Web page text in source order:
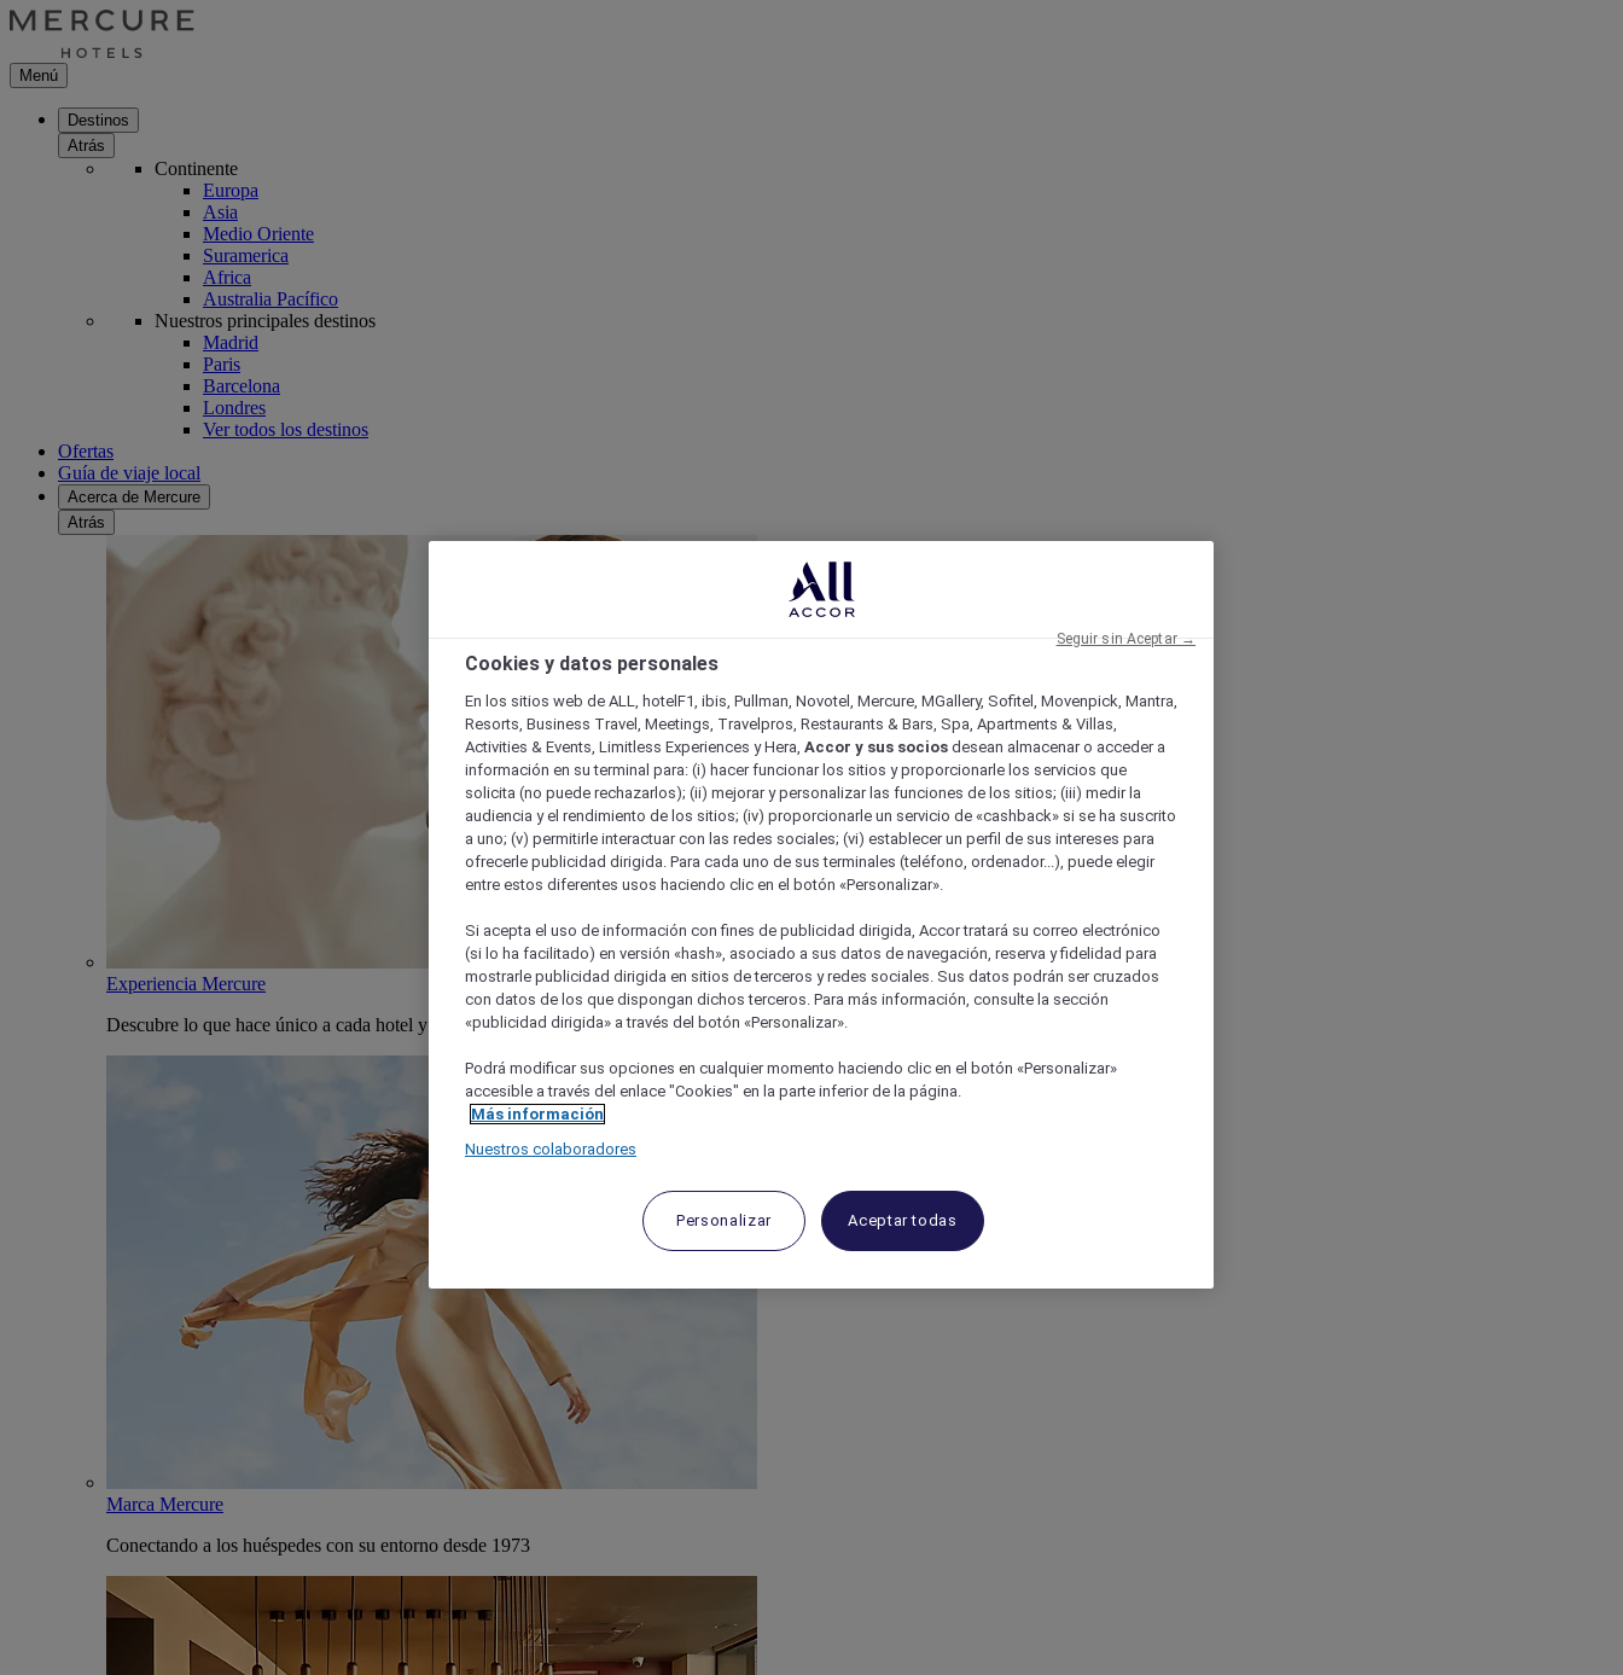
Menú
Destinos
Atrás
Continente
Europa
Asia
Medio Oriente
Suramerica
Africa
Australia Pacífico
Nuestros principales destinos
Madrid
Paris
Barcelona
Londres
Ver todos los destinos
Ofertas
Guía de viaje local
Acerca de Mercure
Atrás
Experiencia Mercure
Descubre lo que hace único a cada hotel y estancia Mercure
Marca Mercure
Conectando a los huéspedes con su entorno desde 1973
Cookies y datos personales
En los sitios web de ALL, hotelF1, ibis, Pullman, Novotel, Mercure, MGallery, Sofitel, Movenpick, Mantra,
Resorts, Business Travel, Meetings, Travelpros, Restaurants & Bars, Spa, Apartments & Villas,
Activities & Events, Limitless Experiences y Hera, Accor y sus socios desean almacenar o acceder a
información en su terminal para: (i) hacer funcionar los sitios y proporcionarle los servicios que
solicita (no puede rechazarlos); (ii) mejorar y personalizar las funciones de los sitios; (iii) medir la
audiencia y el rendimiento de los sitios; (iv) proporcionarle un servicio de «cashback» si se ha suscrito
a uno; (v) permitirle interactuar con las redes sociales; (vi) establecer un perfil de sus intereses para
ofrecerle publicidad dirigida. Para cada uno de sus terminales (teléfono, ordenador...), puede elegir
entre estos diferentes usos haciendo clic en el botón «Personalizar».
Si acepta el uso de información con fines de publicidad dirigida, Accor tratará su correo electrónico
(si lo ha facilitado) en versión «hash», asociado a sus datos de navegación, reserva y fidelidad para
mostrarle publicidad dirigida en sitios de terceros y redes sociales. Sus datos podrán ser cruzados
con datos de los que dispongan dichos terceros. Para más información, consulte la sección
«publicidad dirigida» a través del botón «Personalizar».
Podrá modificar sus opciones en cualquier momento haciendo clic en el botón «Personalizar»
accesible a través del enlace "Cookies" en la parte inferior de la página.
Más información
Nuestros colaboradores
Personalizar Aceptar todas
Seguir sin Aceptar →